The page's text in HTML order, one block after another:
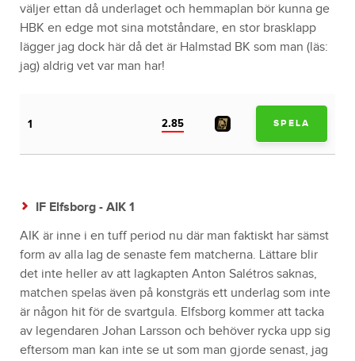
väljer ettan då underlaget och hemmaplan bör kunna ge
HBK en edge mot sina motståndare, en stor brasklapp
lägger jag dock här då det är Halmstad BK som man (läs:
jag) aldrig vet var man har!
1 2.85 SPELA
IF Elfsborg - AIK 1
AIK är inne i en tuff period nu där man faktiskt har sämst
form av alla lag de senaste fem matcherna. Lättare blir
det inte heller av att lagkapten Anton Salétros saknas,
matchen spelas även på konstgräs ett underlag som inte
är någon hit för de svartgula. Elfsborg kommer att tacka
av legendaren Johan Larsson och behöver rycka upp sig
eftersom man kan inte se ut som man gjorde senast, jag